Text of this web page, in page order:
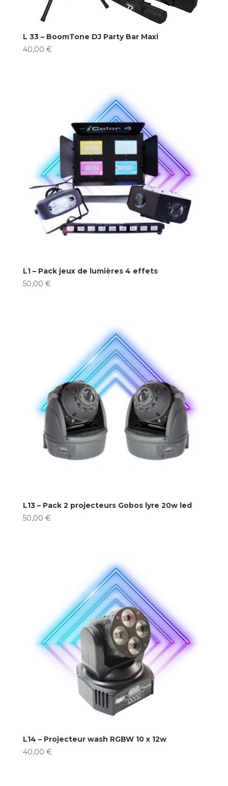
L 33 – BoomTone DJ Party Bar Maxi
40,00 €
L1 – Pack jeux de lumières 4 effets
50,00 €
L13 – Pack 2 projecteurs Gobos lyre 20w led
50,00 €
L14 – Projecteur wash RGBW 10 x 12w
40,00 €